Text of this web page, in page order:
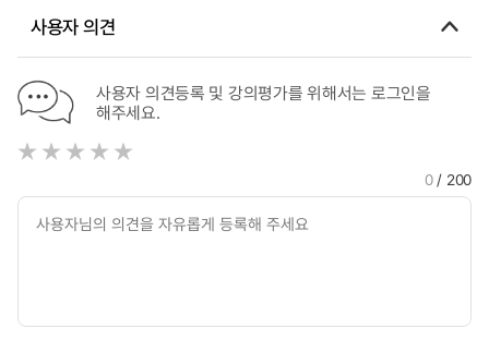
사용자 의견
사용자 의견등록 및 강의평가를 위해서는 로그인을
해주세요.
0/ 200